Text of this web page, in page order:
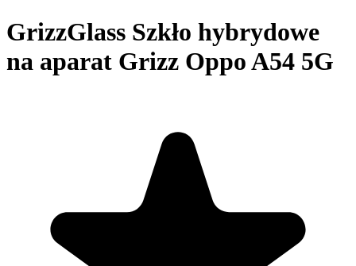
GrizzGlass Szkło hybrydowe
na aparat Grizz Oppo A54 5G